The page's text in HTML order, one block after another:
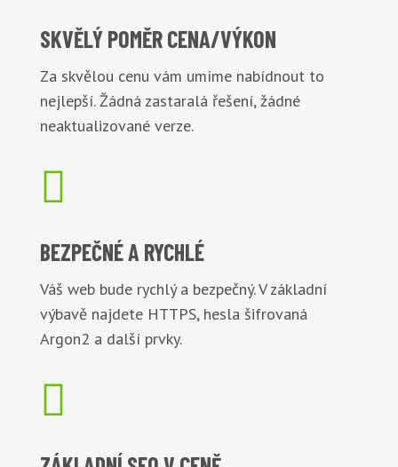
SKVĚLÝ POMĚRCENA/VÝKON
Za skvělou cenu vám umíme nabídnout to
nejlepší. Žádná zastaralá řešení, žádné
neaktualizované verze.

BEZPEČNÉA RYCHLÉ
Váš web bude rychlý a bezpečný. V základní
výbavě najdete HTTPS, hesla šifrovaná
Argon2 a další prvky.
